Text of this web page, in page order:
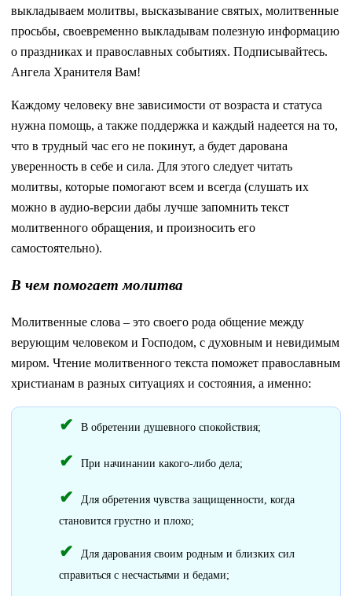
выкладываем молитвы, высказывание святых, молитвенные
просьбы, своевременно выкладывам полезную информацию
о праздниках и православных событиях. Подписывайтесь.
Ангела Хранителя Вам!
Каждому человеку вне зависимости от возраста и статуса
нужна помощь, а также поддержка и каждый надеется на то,
что в трудный час его не покинут, а будет дарована
уверенность в себе и сила. Для этого следует читать
молитвы, которые помогают всем и всегда (слушать их
можно в аудио-версии дабы лучше запомнить текст
молитвенного обращения, и произносить его
самостоятельно).
В чем помогает молитва
Молитвенные слова – это своего рода общение между
верующим человеком и Господом, с духовным и невидимым
миром. Чтение молитвенного текста поможет православным
христианам в разных ситуациях и состояния, а именно:
В обретении душевного спокойствия;
При начинании какого-либо дела;
Для обретения чувства защищенности, когда
становится грустно и плохо;
Для дарования своим родным и близких сил
справиться с несчастьями и бедами;